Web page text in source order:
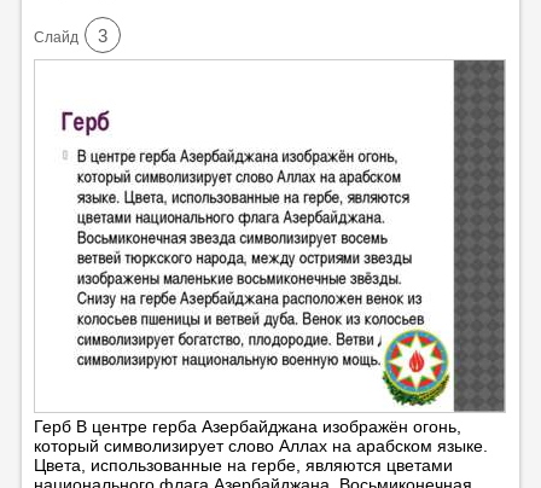
Cлайд 3
Герб В центре герба Азербайджана изображён огонь,
который символизирует слово Аллах на арабском языке.
Цвета, использованные на гербе, являются цветами
национального флага Азербайджана. Восьмиконечная